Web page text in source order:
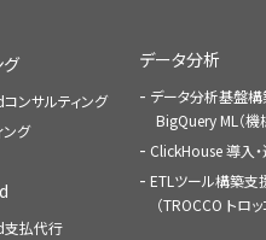
グ
ンサルティング
ング
払代行
データ分析
データ分析基盤
BigQuery ML（
ClickHouse 導入
ETLツール構築支
（TROCCO トロッ